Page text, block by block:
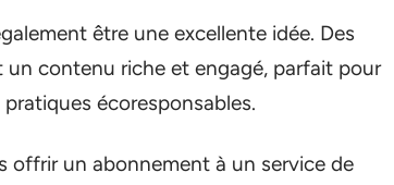
être une excellente idée. Des
contenu riche et engagé, parfait pour
écoresponsables.
offrir un abonnement à un service de